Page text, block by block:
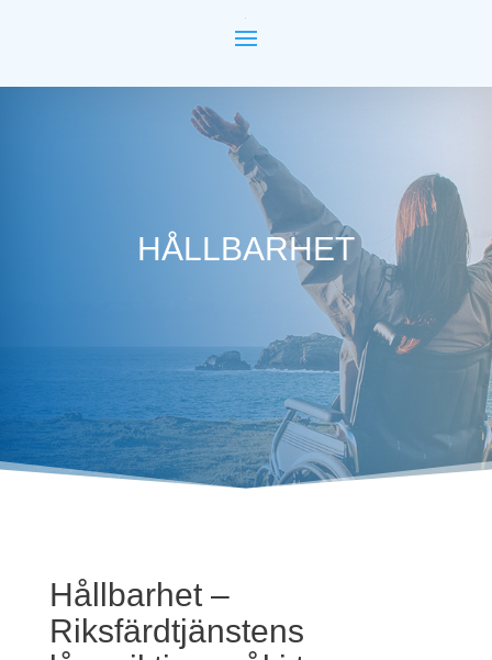
HÅLLBARHET
Hållbarhet –
Riksfärdtjänstens